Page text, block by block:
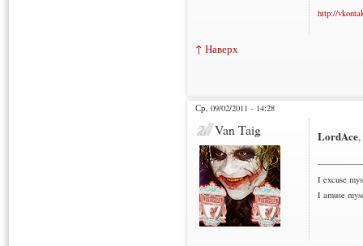
http://
↑ Наверх
Ср, 09/02/2011 - 14:28
Van Taig LordAce,
I excuse
I amuse